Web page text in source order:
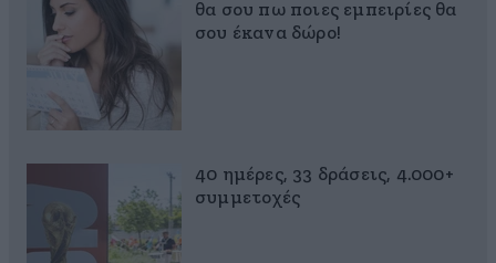
θα σου πω ποιες εμπειρίες θα
σου έκανα δώρο!
40 ημέρες, 33 δράσεις, 4.000+
συμμετοχές